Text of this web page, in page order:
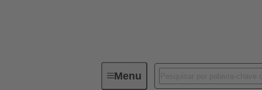
MenuIndustrial connectors / Han®